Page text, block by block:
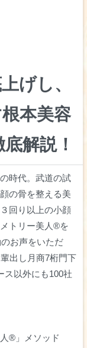
げし、
本美容
解説！
時代。武道の試
の骨を整える美
回り以上の小顔
トリー美人®︎を
お声をいただ
出し月商7桁門下
ス以外にも100社
®︎」メソッド